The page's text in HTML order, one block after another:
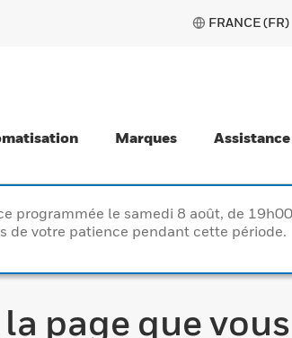
FRANCE (FR)
Marques Assistance
programmée le samedi 8 août, de
de votre patience pendant cette période.
la page que